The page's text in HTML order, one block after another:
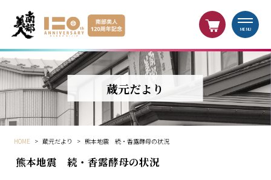
MENU
蔵元だより
HOME > 蔵元だより > 熊本地震 続・香露酵母の状況
熊本地震 続・香露酵母の状況